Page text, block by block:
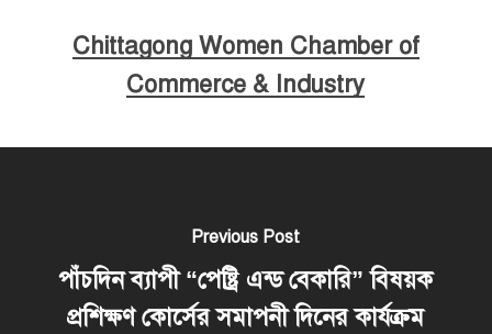
Chittagong Women Chamber of
Commerce & Industry
Previous Post
পাঁচদিন ব্যাপী “পেষ্ট্রি এন্ড বেকারি” বিষয়ক
প্রশিক্ষণ কোর্সের সমাপনী দিনের কার্যক্রম